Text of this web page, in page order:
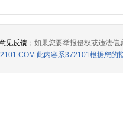
见反馈 ；如果您要举报侵权或违法信
此内容系372101根据您的